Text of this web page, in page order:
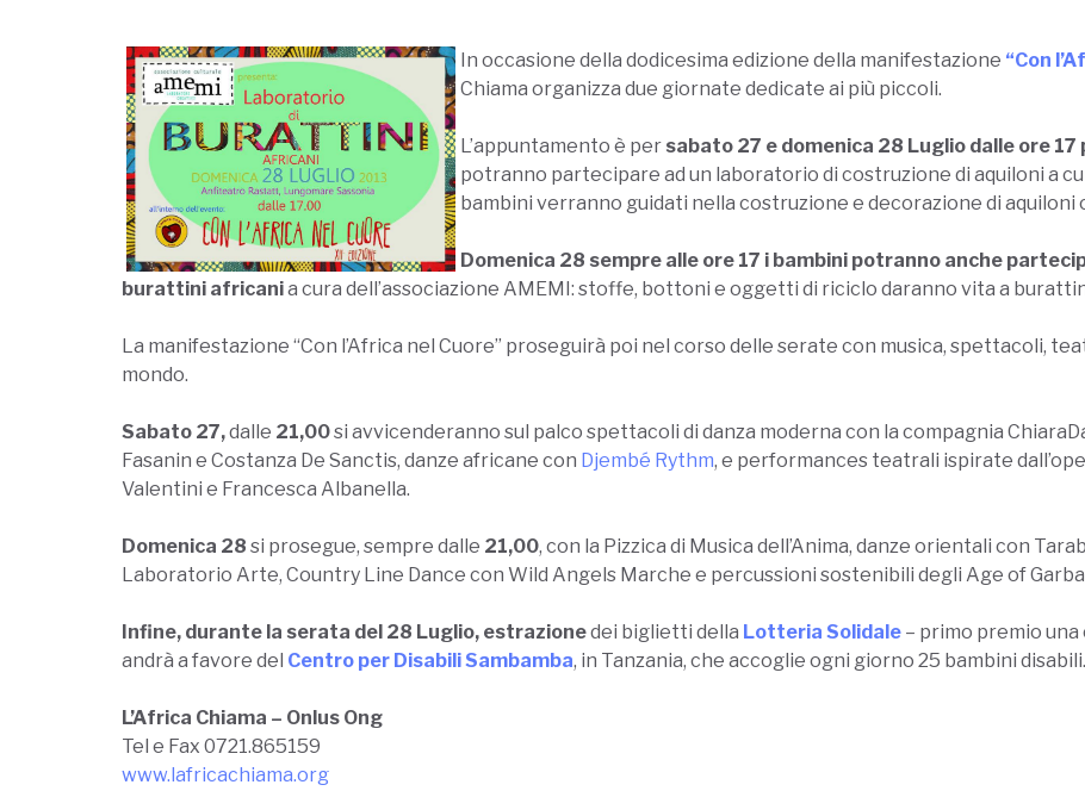
In occasione della dodicesima edizione della manifestazione “Con
Chiama organizza due giornate dedicate ai più piccoli.
L’appuntamento è per sabato 27 e domenica 28 Luglio dalle ore
potranno partecipare ad un laboratorio di costruzione di aquiloni a
bambini verranno guidati nella costruzione e decorazione di
Domenica 28 sempre alle ore 17 i bambini potranno anche
burattini africania cura dell’associazione AMEMI: stoffe, bottoni e oggetti di riciclo daranno vita a
La manifestazione “Con l’Africa nel Cuore” proseguirà poi nel corso delle serate con musica, spettacoli,
mondo.
Sabato 27,dalle 21,00si avvicenderanno sul palco spettacoli di danza moderna con la compagnia
Fasanin e Costanza De Sanctis, danze africane con Djembé Rythm, e performances teatrali ispirate
Valentini e Francesca Albanella.
Domenica 28 si prosegue, sempre dalle 21,00, con la Pizzica di Musica dell’Anima, danze orientali con
Laboratorio Arte, Country Line Dance con Wild Angels Marche e percussioni sostenibili degli Age of
Infine, durante la serata del 28 Luglio, estrazionedei biglietti della Lotteria Solidale – primo premio
andrà a favore del Centro per Disabili Sambamba, in Tanzania, che accoglie ogni giorno 25 bambini disabili.
L’Africa Chiama – Onlus Ong
Tel e Fax 0721.865159
www.lafricachiama.org